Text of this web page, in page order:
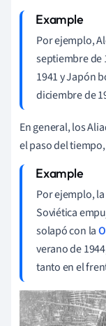
Por ejemplo,
septiembre de
1941 y Japón
diciembre de
En general, los
el paso del
Por ejemplo,
Soviética
solapó con la
verano de
tanto en el